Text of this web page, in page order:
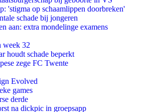
'stigma op schaamlippen doorbreken'
schade bij jongeren
aan: extra mondelinge examens
week 32
houdt schade beperkt
zege FC Twente
Evolved
games
derde
na dickpic in groepsapp